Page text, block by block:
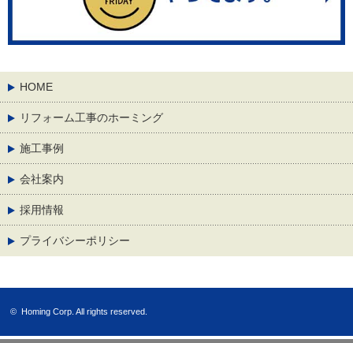
HOME
リフォーム工事のホーミング
施工事例
会社案内
採用情報
プライバシーポリシー
© Homing Corp. All rights reserved.